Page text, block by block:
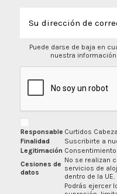
Puede darse de baja en
nuestra
Responsable Curtidos
Finalidad
Suscribirte a
Legitimación Consentimiento
Cesiones de
datos
No se realizan
servicios de
dentro de la UE.
Podrás ejercer